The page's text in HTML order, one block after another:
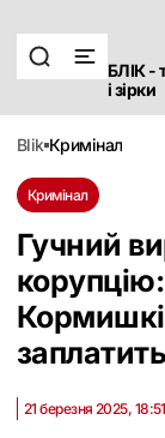
БЛІК -
і зірки
blik кримінал
Кримінал
Гучний
21 березня 2025, 18:51